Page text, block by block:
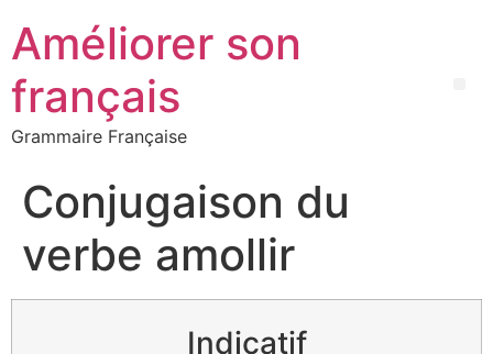
Améliorer son
français
Grammaire Française
Conjugaison du
verbe amollir
Indicatif